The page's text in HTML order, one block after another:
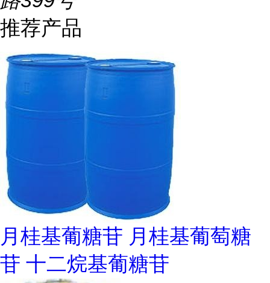
推荐产品
月桂基葡糖苷 月桂基葡萄糖
苷 十二烷基葡糖苷